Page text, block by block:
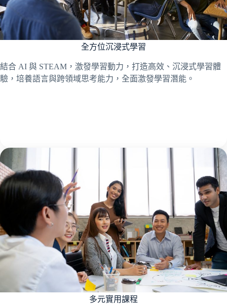
全方位沉浸式學習
結合 AI 與 STEAM，激發學習動力，打造高效、沉浸式學習體
驗，培養語言與跨領域思考能力，全面激發學習潛能。
多元實用課程